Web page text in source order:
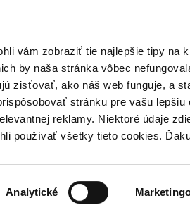
vám zobraziť tie najlepšie tipy na
by naša stránka vôbec
zisťovať, ako náš web funguje, a
stránku pre vašu lepšiu
reklamy. Niektoré údaje
používať všetky tieto cookies.
Analytické